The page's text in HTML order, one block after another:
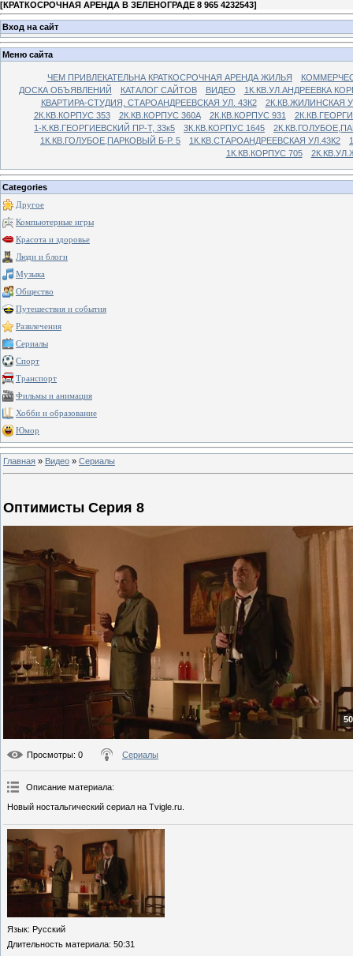
[КРАТКОСРОЧНАЯ АРЕНДА В ЗЕЛЕНОГРАДЕ 8 965 4232543]
Вход на сайт
Меню сайта
ЧЕМ ПРИВЛЕКАТЕЛЬНА КРАТКОСРОЧНАЯ АРЕНДА ЖИЛЬЯ
ДОСКА ОБЪЯВЛЕНИЙ
КАТАЛОГ САЙТОВ ВИДЕО
1К.КВ.УЛ.АНДРЕЕВКА
КВАРТИРА-СТУДИЯ, СТАРОАНДРЕЕВСКАЯ УЛ. 43К2
2К.КВ.ЖИЛИНСКАЯ
2К.КВ.КОРПУС 353
2К.КВ.КОРПУС 360А 2К.КВ.КОРПУС 931
1-К.КВ.ГЕОРГИЕВСКИЙ ПР-Т, 33к5
3К.КВ.КОРПУС 1645
1К.КВ.ГОЛУБОЕ,ПАРКОВЫЙ Б-Р. 5
1К.КВ.СТАРОАНДРЕЕВСКАЯ УЛ.43К2
1К.КВ.КОРПУС 705
Categories
Другое
Компьютерные игры
Красота и здоровье
Люди и блоги
Музыка
Общество
Путешествия и события
Развлечения
Сериалы
Спорт
Транспорт
Фильмы и анимация
Хобби и образование
Юмор
Главная » Видео » Сериалы
Оптимисты Серия 8
Просмотры: 0 Сериалы
Описание материала:
Новый ностальгический сериал на Tvigle.ru.
Язык: Русский
Длительность материала: 50:31